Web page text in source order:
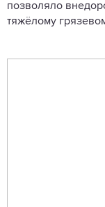
позволяло
тяжёлому